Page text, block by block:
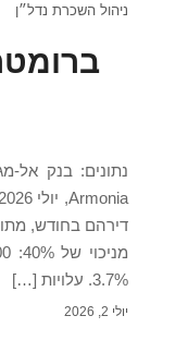
ניהול השכרת נדל״ן
3.7%. עלויות […]
יולי 2, 2026